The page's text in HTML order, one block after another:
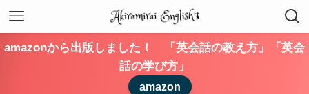
amazonから出版しました！ 「英会話の教え方」「英会
話の学び方」
amazon